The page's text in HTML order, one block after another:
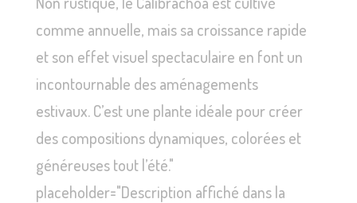
comme annuelle, mais sa croissance rapide
et son effet visuel spectaculaire en font un
incontournable des aménagements
estivaux. C’est une plante idéale pour créer
des compositions dynamiques, colorées et
généreuses tout l’été."
placeholder="Description affiché dans la